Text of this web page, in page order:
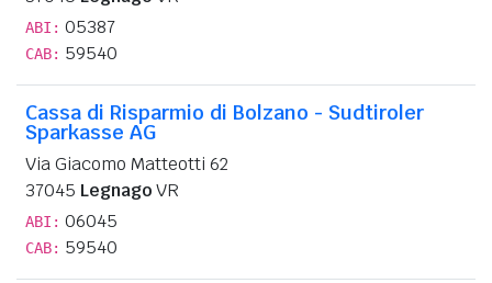
ABI: 05387
CAB: 59540
Cassa di Risparmio di Bolzano - Sudtiroler
Sparkasse AG
Via Giacomo Matteotti 62
37045 LegnagoVR
ABI: 06045
CAB: 59540